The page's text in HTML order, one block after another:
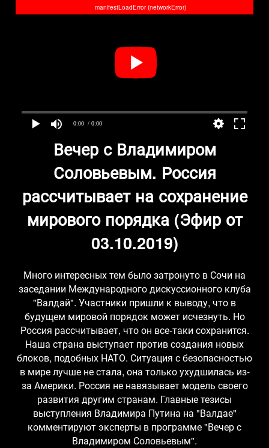
0:00 / 0:00
manifestLoadError (networkError)
Вечер с Владимиром
Соловьевым. Россия
рассчитывает на сохранение
мирового порядка (Эфир от
03.10.2019)
Много интересных тем было затронуто в Сочи на
заседании Международного дискуссионного клуба
"Валдай". Участники пришли к выводу, что в
будущем мировой порядок может исчезнуть. Но
Россия рассчитывает, что он все-таки сохранится.
Наша страна выступает против создания новых
блоков, подобных НАТО. Ситуация с безопасностью
в мире лучше не стала, она только ухудшилась из-
за Америки. Россия не навязывает модель своего
развития другим странам. Главные тезисы
выступления Владимира Путина на "Валдае"
комментируют эксперты в программе "Вечер с
Владимиром Соловьевым".